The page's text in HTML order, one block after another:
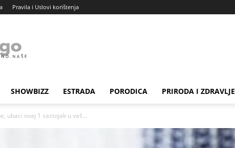
Pravila i Uslovi korištenja
SHOWBIZZ ESTRADA PORODICA PRIRODA I ZDRAVLJE
ubaci ovaj 1 sastojak u veš...